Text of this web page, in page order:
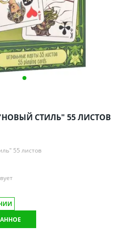
СТИЛЬ" 55 ЛИСТОВ
55 листов